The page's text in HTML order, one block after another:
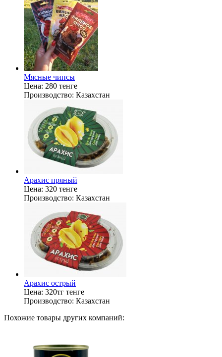
Мясные чипсы
Цена: 280 тенге
Производство: Казахстан
Арахис пряный
Цена: 320 тенге
Производство: Казахстан
Арахис острый
Цена: 320тг тенге
Производство: Казахстан
Похожие товары других компаний: